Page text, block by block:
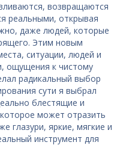
возвращаются
реальными, открывая
даже людей, которые
Этим новым
ситуации, людей и
ощущения к чистому
радикальный выбор
сути я выбрал
блестящие и
может отразить
глазури, яркие, мягкие и
инструмент для